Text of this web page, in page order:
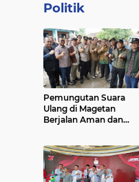
Politik
Pemungutan Suara
Ulang di Magetan
Berjalan Aman dan